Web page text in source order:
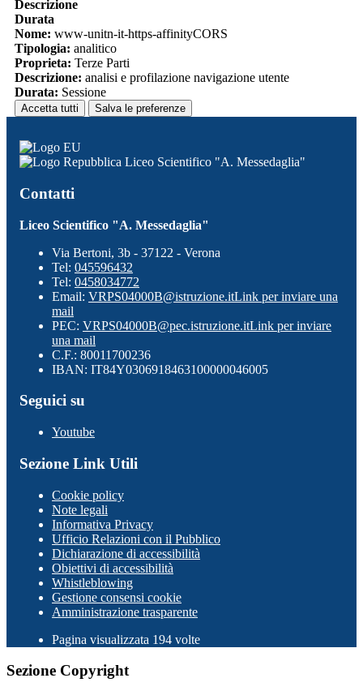
Descrizione
Durata
Nome: www-unitn-it-https-affinityCORS
Tipologia: analitico
Proprieta: Terze Parti
Descrizione: analisi e profilazione navigazione utente
Durata: Sessione
Accetta tutti Salva le preferenze
Liceo Scientifico "A. Messedaglia"
Contatti
Liceo Scientifico "A. Messedaglia"
Via Bertoni, 3b - 37122 - Verona
Tel: 045596432
Tel: 0458034772
Email: VRPS04000B@istruzione.itLink per inviare una
mail
PEC: VRPS04000B@pec.istruzione.itLink per inviare
una mail
C.F.: 80011700236
IBAN: IT84Y0306918463100000046005
Seguici su
Youtube
Sezione Link Utili
Cookie policy
Note legali
Informativa Privacy
Ufficio Relazioni con il Pubblico
Dichiarazione di accessibilità
Obiettivi di accessibilità
Whistleblowing
Gestione consensi cookie
Amministrazione trasparente
Pagina visualizzata 194 volte
Sezione Copyright